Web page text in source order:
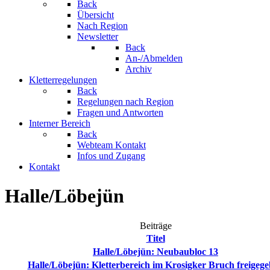
Back
Übersicht
Nach Region
Newsletter
Back
An-/Abmelden
Archiv
Kletterregelungen
Back
Regelungen nach Region
Fragen und Antworten
Interner Bereich
Back
Webteam Kontakt
Infos und Zugang
Kontakt
Halle/Löbejün
Beiträge
Titel
Halle/Löbejün: Neubaubloc 13
Halle/Löbejün: Kletterbereich im Krosigker Bruch